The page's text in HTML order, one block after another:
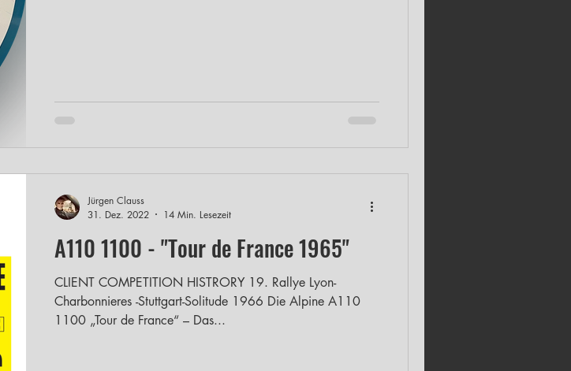
A110 1100 - "Tour de France 1965"
CLIENT COMPETITION HISTRORY 19. Rallye Lyon-
Charbonnieres -Stuttgart-Solitude 1966 Die Alpine A110
1100 „Tour de France“ – Das...
Jürgen Clauss
31. Dez. 2022
14 Min. Lesezeit